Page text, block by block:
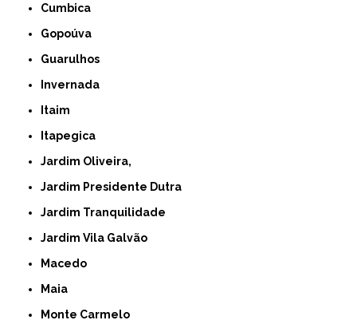
Cumbica
Gopoúva
Guarulhos
Invernada
Itaim
Itapegica
Jardim Oliveira,
Jardim Presidente Dutra
Jardim Tranquilidade
Jardim Vila Galvão
Macedo
Maia
Monte Carmelo